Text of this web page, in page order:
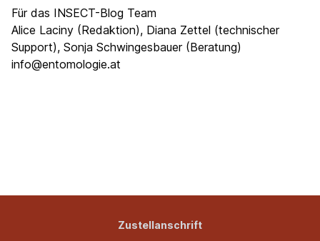
Für das INSECT-Blog Team
Alice Laciny (Redaktion), Diana Zettel (technischer
Support), Sonja Schwingesbauer (Beratung)
info@entomologie.at
Zustellanschrift